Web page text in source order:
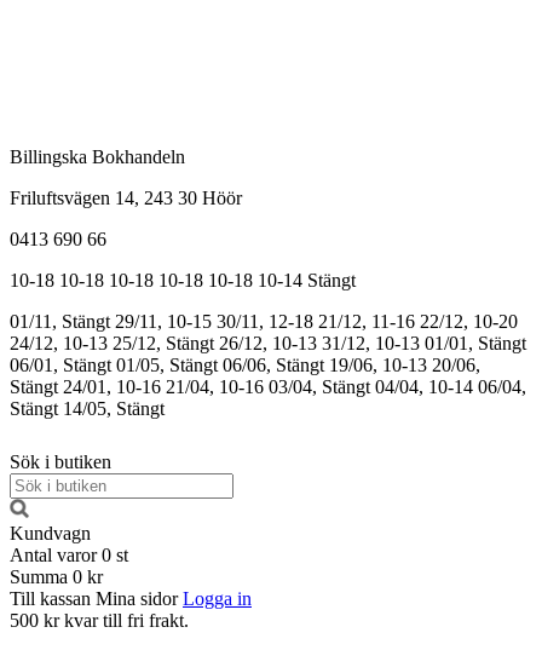
Billingska Bokhandeln
Friluftsvägen 14, 243 30 Höör
0413 690 66
10-18 10-18 10-18 10-18 10-18 10-14 Stängt
01/11, Stängt 29/11, 10-15 30/11, 12-18 21/12, 11-16 22/12, 10-20
24/12, 10-13 25/12, Stängt 26/12, 10-13 31/12, 10-13 01/01, Stängt
06/01, Stängt 01/05, Stängt 06/06, Stängt 19/06, 10-13 20/06,
Stängt 24/01, 10-16 21/04, 10-16 03/04, Stängt 04/04, 10-14 06/04,
Stängt 14/05, Stängt
Sök i butiken
Kundvagn
Antal varor 0 st
Summa 0 kr
Till kassan Mina sidor Logga in
500 kr kvar till fri frakt.